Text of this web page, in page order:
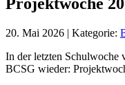
20. Mai 2026 | Kategorie:
In der letzten Schulwoche
BCSG wieder: